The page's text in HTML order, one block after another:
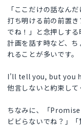
「ここだけの話なん
打ち明ける前の前置
でね！」と念押しす
計画を話す時など、
れることが多いです。
I'll tell you, but you
他言しないと約束して
ちなみに、「
ビビらないでね？」